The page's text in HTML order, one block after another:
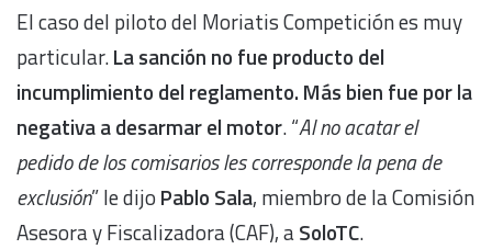
El caso del piloto del Moriatis Competición es muy
particular.La sanción no fue producto del
incumplimiento del reglamento. Más bien fue por la
negativa a desarmar el motor. “Al no acatar el
pedido de los comisarios les corresponde la pena de
exclusión” le dijo Pablo Sala, miembro de la Comisión
Asesora y Fiscalizadora (CAF), aSoloTC.